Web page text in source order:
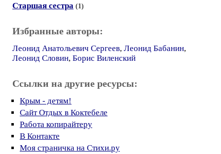
Старшая сестра (1)
Избранные авторы:
Леонид Анатольевич Сергеев, Леонид Бабанин,
Леонид Словин, Борис Виленский
Ссылки на другие ресурсы:
Крым - детям!
Сайт Отдых в Коктебеле
Работа копирайтеру
В Контакте
Моя страничка на Стихи.ру